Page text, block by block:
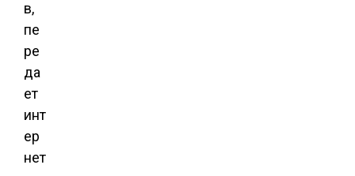
в,
пе
ре
да
ет
инт
ер
нет